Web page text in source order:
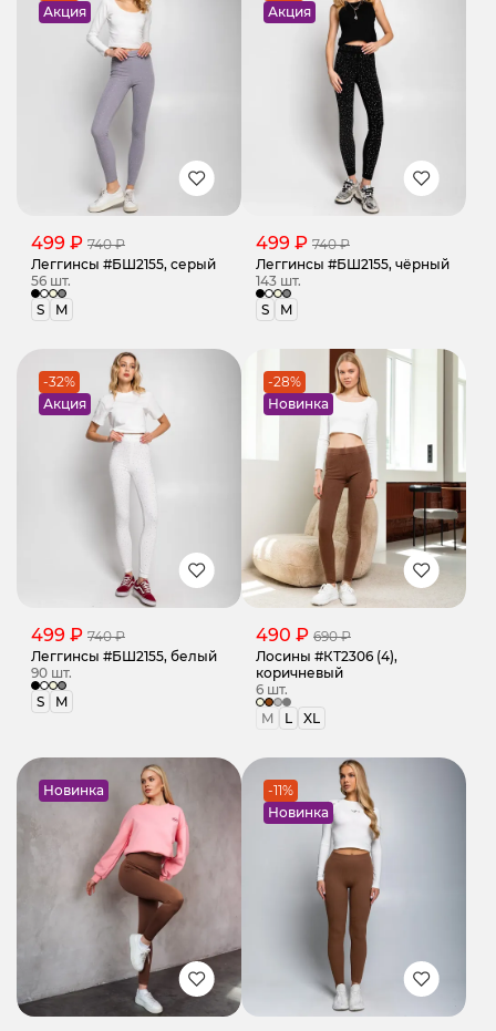
Акция
499 ₽ 740 ₽
Леггинсы #БШ2155, серый
56 шт.
S
M
Акция
499 ₽ 740 ₽
Леггинсы #БШ2155, чёрный
143 шт.
S
M
-32%
Акция
499 ₽ 740 ₽
Леггинсы #БШ2155, белый
90 шт.
S
M
-28%
Новинка
490 ₽ 690 ₽
Лосины #КТ2306 (4),
коричневый
6 шт.
M
L XL
Новинка
-11%
Новинка